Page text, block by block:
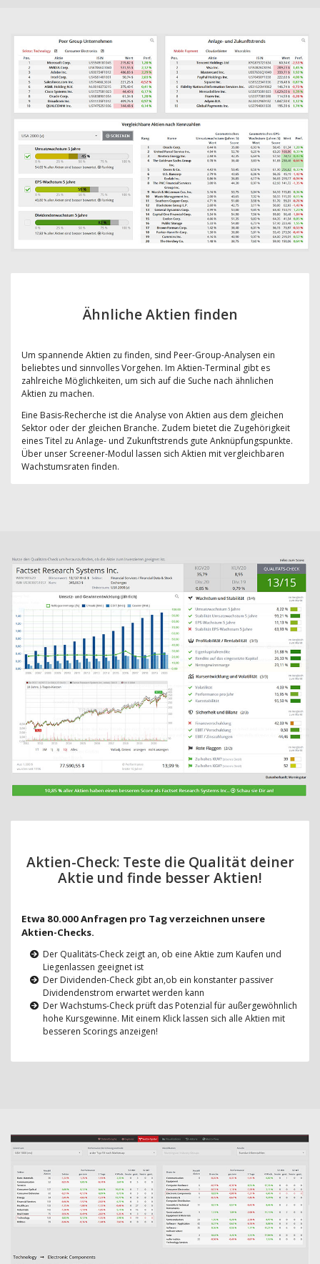
Ähnliche Aktien finden
Um spannende Aktien zu finden, sind Peer-Group-Analysen ein
beliebtes und sinnvolles Vorgehen. Im Aktien-Terminal gibt es
zahlreiche Möglichkeiten, um sich auf die Suche nach ähnlichen
Aktien zu machen.
Eine Basis-Recherche ist die Analyse von Aktien aus dem gleichen
Sektor oder der gleichen Branche. Zudem bietet die Zugehörigkeit
eines Titel zu Anlage- und Zukunftstrends gute Anknüpfungspunkte.
Über unser Screener-Modul lassen sich Aktien mit vergleichbaren
Wachstumsraten finden.
Aktien-Check: Teste die Qualität deiner
Aktie und finde besser Aktien!
Etwa 80.000 Anfragen pro Tag verzeichnen unsere
Aktien-Checks.
Der Qualitäts-Check zeigt an, ob eine Aktie zum Kaufen und
Liegenlassen geeignet ist
Der Dividenden-Check gibt an,ob ein konstanter passiver
Dividendenstrom erwartet werden kann
Der Wachstums-Check prüft das Potenzial für außergewöhnlich
hohe Kursgewinne. Mit einem Klick lassen sich alle Aktien mit
besseren Scorings anzeigen!